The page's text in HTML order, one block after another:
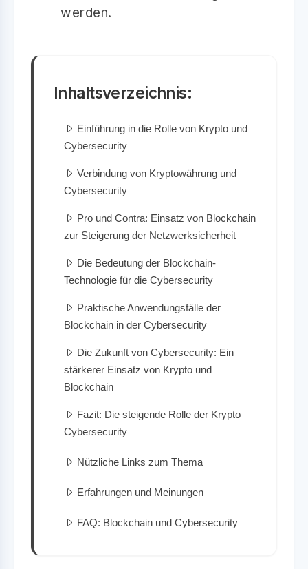
werden.
Inhaltsverzeichnis:
Einführung in die Rolle von Krypto und
Cybersecurity
Verbindung von Kryptowährung und
Cybersecurity
Pro und Contra: Einsatz von Blockchain
zur Steigerung der Netzwerksicherheit
Die Bedeutung der Blockchain-
Technologie für die Cybersecurity
Praktische Anwendungsfälle der
Blockchain in der Cybersecurity
Die Zukunft von Cybersecurity: Ein
stärkerer Einsatz von Krypto und
Blockchain
Fazit: Die steigende Rolle der Krypto
Cybersecurity
Nützliche Links zum Thema
Erfahrungen und Meinungen
FAQ: Blockchain und Cybersecurity